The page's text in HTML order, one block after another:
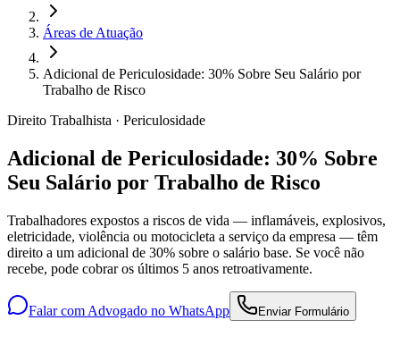
Áreas de Atuação
Adicional de Periculosidade: 30% Sobre Seu Salário por
Trabalho de Risco
Direito Trabalhista · Periculosidade
Adicional de Periculosidade: 30% Sobre
Seu Salário por Trabalho de Risco
Trabalhadores expostos a riscos de vida — inflamáveis, explosivos,
eletricidade, violência ou motocicleta a serviço da empresa — têm
direito a um adicional de 30% sobre o salário base. Se você não
recebe, pode cobrar os últimos 5 anos retroativamente.
Falar com Advogado no WhatsApp Enviar Formulário